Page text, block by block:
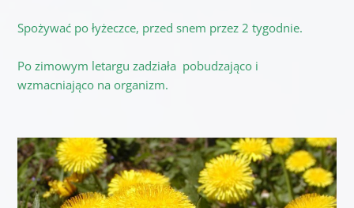
Spożywać po łyżeczce, przed snem przez 2 tygodnie.
Po zimowym letargu zadziała pobudzająco i
wzmacniająco na organizm.